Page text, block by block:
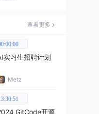
查看更多
实习生招聘计划
Metz
GitCode开源